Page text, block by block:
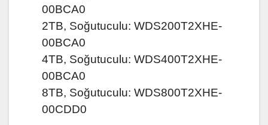
00BCA0
2TB, Soğutuculu: WDS200T2XHE-
00BCA0
4TB, Soğutuculu: WDS400T2XHE-
00BCA0
8TB, Soğutuculu: WDS800T2XHE-
00CDD0